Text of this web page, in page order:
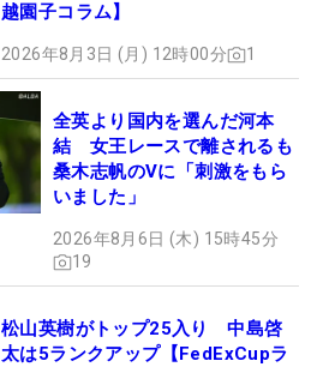
越園子コラム】
2026年8月3日 (月) 12時00分 1
全英より国内を選んだ河本
結 女王レースで離されるも
桑木志帆のVに「刺激をもら
いました」
2026年8月6日 (木) 15時45分
19
松山英樹がトップ25入り 中島啓
太は5ランクアップ【FedExCupラ